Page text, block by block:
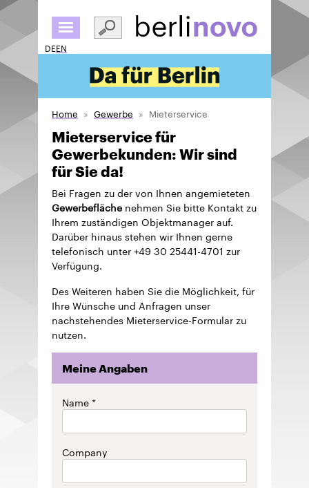
to
main
content
DEEN
Home Gewerbe Mieterservice
Mieterservice für
Gewerbekunden: Wir sind
für Sie da!
Bei Fragen zu der von Ihnen angemieteten
Gewerbefläche nehmen Sie bitte Kontakt zu
Ihrem zuständigen Objektmanager auf.
Darüber hinaus stehen wir Ihnen gerne
telefonisch unter +49 30 25441-4701 zur
Verfügung.
Des Weiteren haben Sie die Möglichkeit, für
Ihre Wünsche und Anfragen unser
nachstehendes Mieterservice-Formular zu
nutzen.
Meine Angaben
Kontaktdaten
Name
Company